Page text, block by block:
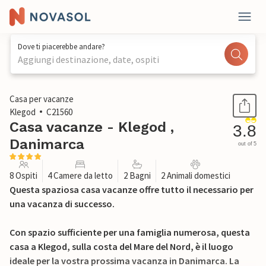
Dove ti piacerebbe andare?
Aggiungi destinazione, date, ospiti
1 / 31
Casa per vacanze
Klegod
C21560
Casa vacanze - Klegod ,
Danimarca
3.8
out of 5
8 Ospiti 4 Camere da letto 2 Bagni 2 Animali domestici
Questa spaziosa casa vacanze offre tutto il necessario per
una vacanza di successo.
Con spazio sufficiente per una famiglia numerosa, questa
casa a Klegod, sulla costa del Mare del Nord, è il luogo
ideale per la vostra prossima vacanza in Danimarca. La